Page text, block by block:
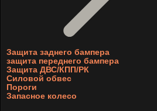
Защита заднего бампера
защита переднего бампера
Защита ДВС/КПП/РК
Силовой обвес
Пороги
Запасное колесо